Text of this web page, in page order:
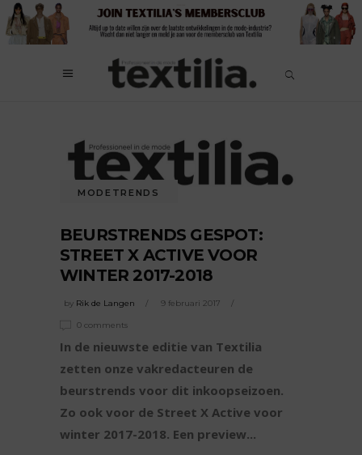
MODETRENDS
BEURSTRENDS GESPOT:
STREET X ACTIVE VOOR
WINTER 2017-2018
by Rik de Langen 9 februari 2017
0 comments
In de nieuwste editie van Textilia
zetten onze vakredacteuren de
beurstrends voor dit inkoopseizoen.
Zo ook voor de Street X Active voor
winter 2017-2018. Een preview...